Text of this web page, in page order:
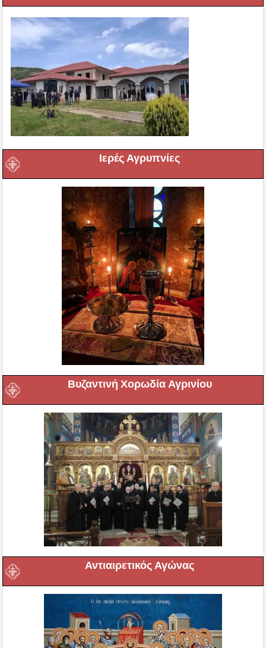
Ιερές Αγρυπνίες
Βυζαντινή Χορωδία Αγρινίου
Αντιαιρετικός Αγώνας